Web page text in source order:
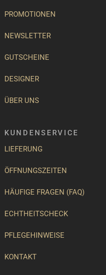
PROMOTIONEN
NEWSLETTER
GUTSCHEINE
DESIGNER
ÜBER UNS
KUNDENSERVICE
LIEFERUNG
ÖFFNUNGSZEITEN
HÄUFIGE FRAGEN (FAQ)
ECHTHEITSCHECK
PFLEGEHINWEISE
KONTAKT